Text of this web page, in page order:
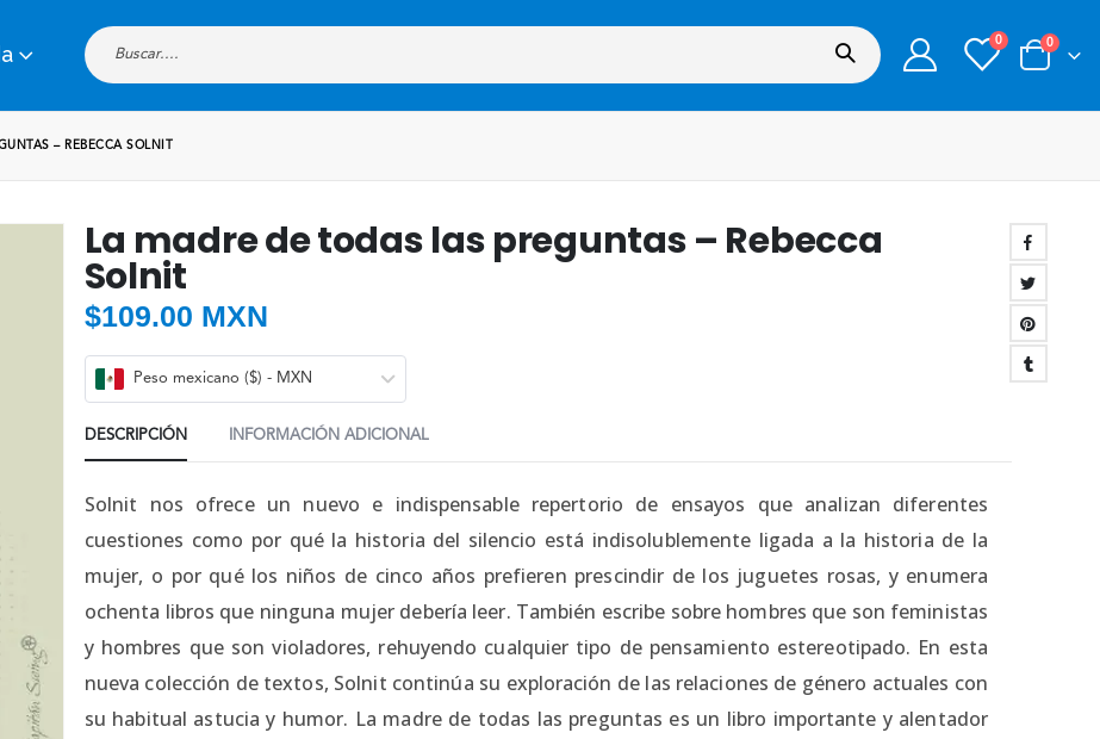
0 0
– REBECCA SOLNIT
La madre de todas las preguntas – Rebecca
Solnit
$109.00 MXN
Peso mexicano ($) - MXN
DESCRIPCIÓN INFORMACIÓN ADICIONAL
Solnit nos ofrece un nuevo e indispensable repertorio de ensayos que analizan diferentes
cuestiones como por qué la historia del silencio está indisolublemente ligada a la historia de la
mujer, o por qué los niños de cinco años prefieren prescindir de los juguetes rosas, y enumera
ochenta libros que ninguna mujer debería leer. También escribe sobre hombres que son feministas
y hombres que son violadores, rehuyendo cualquier tipo de pensamiento estereotipado. En esta
nueva colección de textos, Solnit continúa su exploración de las relaciones de género actuales con
su habitual astucia y humor. La madre de todas las preguntas es un libro importante y alentador